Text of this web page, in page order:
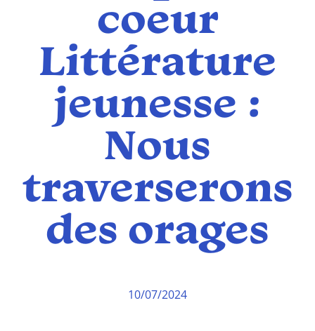
coeur
Littérature
jeunesse :
Nous
traverserons
des orages
10/07/2024